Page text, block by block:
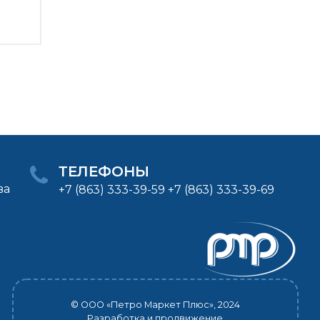
ТЕЛЕФОНЫ
+7 (863) 333-39-59 +7 (863) 333-39-69
© ООО «Петро Маркет Плюс», 2024